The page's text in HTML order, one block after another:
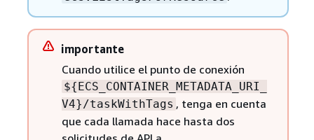
importante
Cuando utilice el punto de conexión
${ECS_CONTAINER_METADATA_URI_
V4}/taskWithTags , tenga en cuenta
que cada llamada hace hasta dos